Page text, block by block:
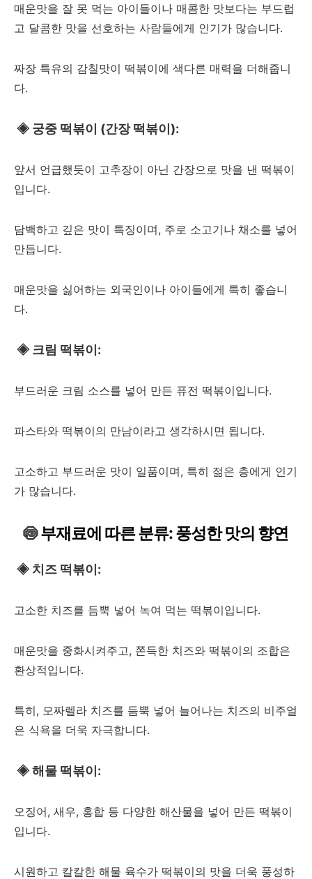
매운맛을 잘 못 먹는 아이들이나 매콤한 맛보다는 부드럽
고 달콤한 맛을 선호하는 사람들에게 인기가 많습니다.
짜장 특유의 감칠맛이 떡볶이에 색다른 매력을 더해줍니
다.
◈ 궁중 떡볶이 (간장 떡볶이):
앞서 언급했듯이 고추장이 아닌 간장으로 맛을 낸 떡볶이
입니다.
담백하고 깊은 맛이 특징이며, 주로 소고기나 채소를 넣어
만듭니다.
매운맛을 싫어하는 외국인이나 아이들에게 특히 좋습니
다.
◈ 크림 떡볶이:
부드러운 크림 소스를 넣어 만든 퓨전 떡볶이입니다.
파스타와 떡볶이의 만남이라고 생각하시면 됩니다.
고소하고 부드러운 맛이 일품이며, 특히 젊은 층에게 인기
가 많습니다.
🍥부재료에 따른 분류: 풍성한 맛의 향연
◈ 치즈 떡볶이:
고소한 치즈를 듬뿍 넣어 녹여 먹는 떡볶이입니다.
매운맛을 중화시켜주고, 쫀득한 치즈와 떡볶이의 조합은
환상적입니다.
특히, 모짜렐라 치즈를 듬뿍 넣어 늘어나는 치즈의 비주얼
은 식욕을 더욱 자극합니다.
◈해물 떡볶이:
오징어, 새우, 홍합 등 다양한 해산물을 넣어 만든 떡볶이
입니다.
시원하고 칼칼한 해물 육수가 떡볶이의 맛을 더욱 풍성하